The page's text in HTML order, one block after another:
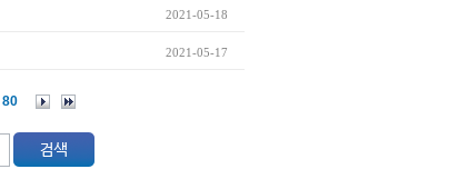
2021-05-18
2021-05-17
80